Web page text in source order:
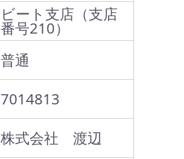
ビート支店（支店
番号210）
普通
7014813
株式会社 渡辺